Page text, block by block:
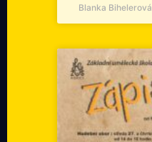
Blanka Bihelerová